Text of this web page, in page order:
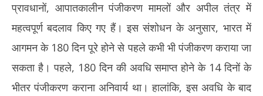
प्रावधानों, आपातकालीन पंजीकरण मामलों और अपील तंत्र में
महत्वपूर्ण बदलाव किए गए हैं। इस संशोधन के अनुसार, भारत में
आगमन के 180 दिन पूरे होने से पहले कभी भी पंजीकरण कराया जा
सकता है। पहले, 180 दिन की अवधि समाप्त होने के 14 दिनों के
भीतर पंजीकरण कराना अनिवार्य था। हालांकि, इस अवधि के बाद